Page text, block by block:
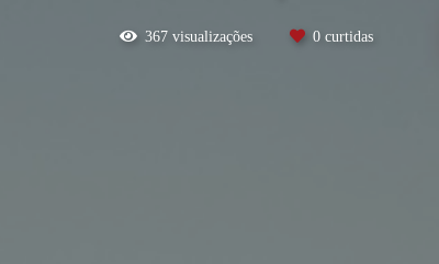
367visualizações 0curtidas